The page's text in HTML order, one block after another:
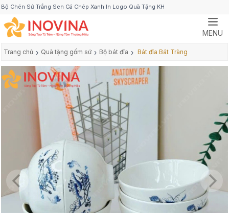
Bộ Chén Sứ Trắng Sen Cá Chép Xanh In Logo Quà Tặng KH
MENU
Trang chủ › Quà tặng gốm sứ › Bộ bát đĩa › Bát đĩa Bát Tràng